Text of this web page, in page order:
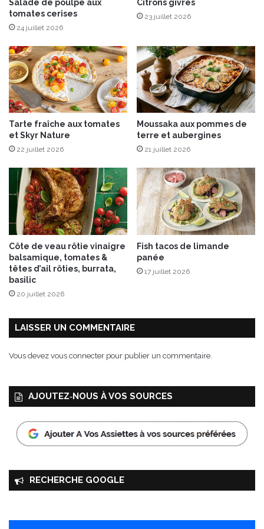
l
e
s
S
®
:
e
s
c
a
f
é
s
e
t
s
s
e
s
a
o
e
t
n
i
m
i
Salade de poulpe aux
tomates cerises
24 juillet 2026
Citrons givrés
23 juillet 2026
Tarte fraîche aux tomates
et Skyr Nature
22 juillet 2026
Moussaka aux pommes de
terre et aubergines
21 juillet 2026
Côte de veau rôtie vinaigre
balsamique, tomates &
têtes d’ail rôties, burrata,
basilic
20 juillet 2026
Fish tacos de limande
panée
17 juillet 2026
LAISSER UN COMMENTAIRE
Vous devez vous connecter pour publier un commentaire.
AJOUTEZ‑NOUS À VOS SOURCES
RECHERCHE GOOGLE